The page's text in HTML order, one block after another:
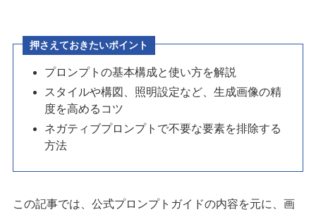
押さえておきたいポイント
プロンプトの基本構成と使い方を解説
スタイルや構図、照明設定など、生成画像の精
度を高めるコツ
ネガティブプロンプトで不要な要素を排除する
方法
この記事では、公式プロンプトガイドの内容を元に、画